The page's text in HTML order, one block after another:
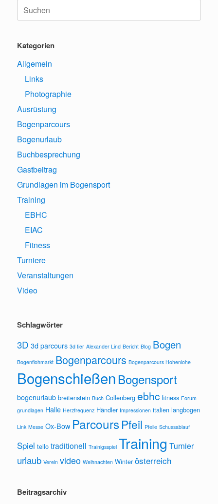
Suche
nach:
Kategorien
Allgemein
Links
Photographie
Ausrüstung
Bogenparcours
Bogenurlaub
Buchbesprechung
Gastbeitrag
Grundlagen im Bogensport
Training
EBHC
EIAC
Fitness
Turniere
Veranstaltungen
Video
Schlagwörter
3D 3d parcours 3d tier Alexander Lind Bericht Blog Bogen
Bogenflohmarkt Bogenparcours Bogenparcours Hohenlohe
BogenschießenBogensport
bogenurlaub breitenstein Buch Collenberg ebhc fitness Forum
grundlagen Halle Herzfrequenz Händler Impressionen italien langbogen
Link Messe Ox-Bow Parcours Pfeil Pfeile Schussablauf
Spiel tello traditionell Trainigsspiel Training Turnier
urlaub Verein video Weihnachten Winter österreich
Beitragsarchiv